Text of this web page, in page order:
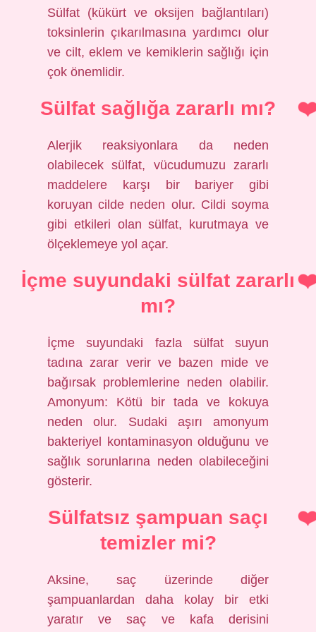
Sülfat (kükürt ve oksijen bağlantıları)
toksinlerin çıkarılmasına yardımcı olur
ve cilt, eklem ve kemiklerin sağlığı için
çok önemlidir.
Sülfat sağlığa zararlı mı?
Alerjik reaksiyonlara da neden
olabilecek sülfat, vücudumuzu zararlı
maddelere karşı bir bariyer gibi
koruyan cilde neden olur. Cildi soyma
gibi etkileri olan sülfat, kurutmaya ve
ölçeklemeye yol açar.
İçme suyundaki sülfat zararlı
mı?
İçme suyundaki fazla sülfat suyun
tadına zarar verir ve bazen mide ve
bağırsak problemlerine neden olabilir.
Amonyum: Kötü bir tada ve kokuya
neden olur. Sudaki aşırı amonyum
bakteriyel kontaminasyon olduğunu ve
sağlık sorunlarına neden olabileceğini
gösterir.
Sülfatsız şampuan saçı
temizler mi?
Aksine, saç üzerinde diğer
şampuanlardan daha kolay bir etki
yaratır ve saç ve kafa derisini